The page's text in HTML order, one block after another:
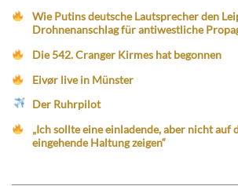
Wie Putins deutsche Lautsprecher den
Drohnenanschlag für antiwestliche
Die 542. Cranger Kirmes hat begonnen
Eivør live in Münster
Der Ruhrpilot
„Ich sollte eine einladende, aber nicht
eingehende Haltung zeigen“